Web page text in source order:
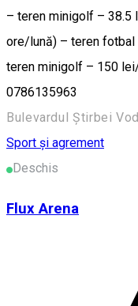
– teren minigolf – 38.5
ore/lună) – teren
teren minigolf – 150 lei/
0786135963
Bulevardul Știrbei
Sport și agrement
Deschis
Flux Arena